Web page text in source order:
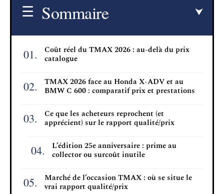
Sommaire
Coût réel du TMAX 2026 : au-delà du prix
catalogue
TMAX 2026 face au Honda X-ADV et au
BMW C 600 : comparatif prix et prestations
Ce que les acheteurs reprochent (et
apprécient) sur le rapport qualité/prix
L’édition 25e anniversaire : prime au
collector ou surcoût inutile
Marché de l’occasion TMAX : où se situe le
vrai rapport qualité/prix